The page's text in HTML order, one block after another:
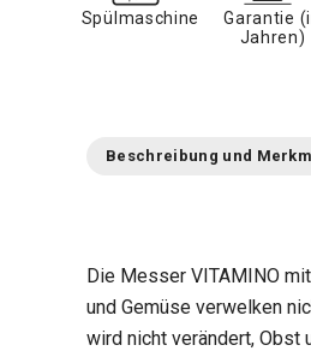
Spülmaschine
Garantie
Jahren)
Beschreibung und
Die Messer VITAMINO
und Gemüse verwelken
wird nicht verändert, Obst